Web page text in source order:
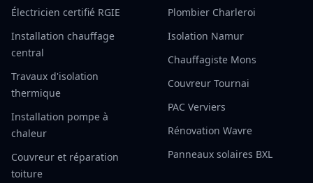
Électricien certifié RGIE
Installation chauffage
central
Travaux d'isolation
thermique
Installation pompe à
chaleur
Couvreur et réparation
toiture
Plombier Charleroi
Isolation Namur
Chauffagiste Mons
Couvreur Tournai
PAC Verviers
Rénovation Wavre
Panneaux solaires BXL